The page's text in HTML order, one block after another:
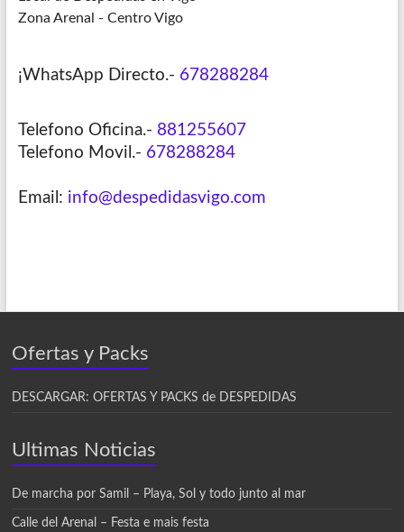
Zona Arenal - Centro Vigo
¡WhatsApp Directo.- 678288284
Telefono Oficina.- 881255607
Telefono Movil.- 678288284
Email: info@despedidasvigo.com
Ofertas y Packs
DESCARGAR: OFERTAS Y PACKS de DESPEDIDAS
Ultimas Noticias
De marcha por Samil – Playa, Sol y todo junto al mar
Calle del Arenal – Festa e mais festa